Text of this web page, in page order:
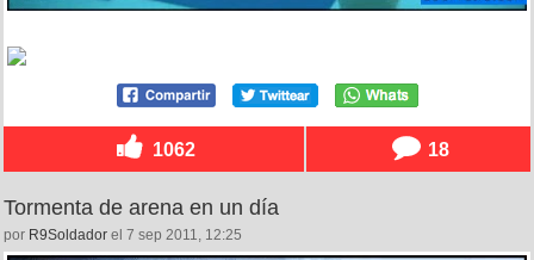
1062 18
Tormenta de arena en un día
por R9Soldador el 7 sep 2011, 12:25